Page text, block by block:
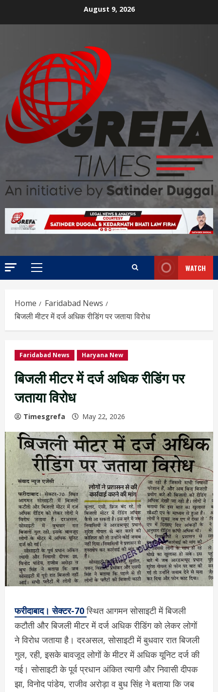
August 9, 2026
WATCH
Home
Faridabad News
बिजली मीटर में दर्ज अधिक रीडिंग पर जताया विरोध
Faridabad News Haryana New
बिजली मीटर में दर्ज अधिक रीडिंग पर
जताया विरोध
Timesgrefa May 22, 2026
फरीदाबाद। सेक्टर-70स्थित आगमन सोसाइटी में बिजली
कटौती और बिजली मीटर में दर्ज अधिक रीडिंग को लेकर लोगों
ने विरोध जताया है। दरअसल, सोसाइटी में बुधवार रात बिजली
गुल, रही, इसके बावजूद लोगों के मीटर में अधिक यूनिट दर्ज की
गई। सोसाइटी के पूर्व प्रधान अंकित त्यागी और निवासी दीपक
झा, विनोद पांडेय, राजीव अरोड़ा व बुध सिंह ने बताया कि जब